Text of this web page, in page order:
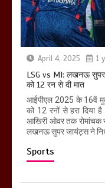
April 4, 2025 1
LSG vs MI: लखनऊ सुपर
को 12 रन से दी मात
आईपीएल 2025 के 16वें
को 12 रनों से हरा दिया
आखिरी ओवर तक रोमांचक
लखनऊ सुपर जायंट्स ने
Sports